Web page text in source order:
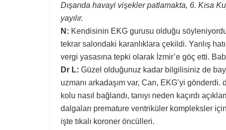
Dışarıda havayi vişekler patlamakta, 6. Kısa
yayılır.
N: Kendisinin EKG gurusu olduğu
tekrar salondaki karanlıklara çekildi. Yanlış
vergi yasasına tepki olarak İzmir’e göç etti.
Dr L: Güzel olduğunuz kadar bilgilisiniz de
uzmanı arkadaşım var, Can, EKG’yi
kolu nasıl bağlandı, tanıyı neden kaçırdı
dalgaları premature ventriküler kompleksler
işte tıkalı koroner öncülleri.